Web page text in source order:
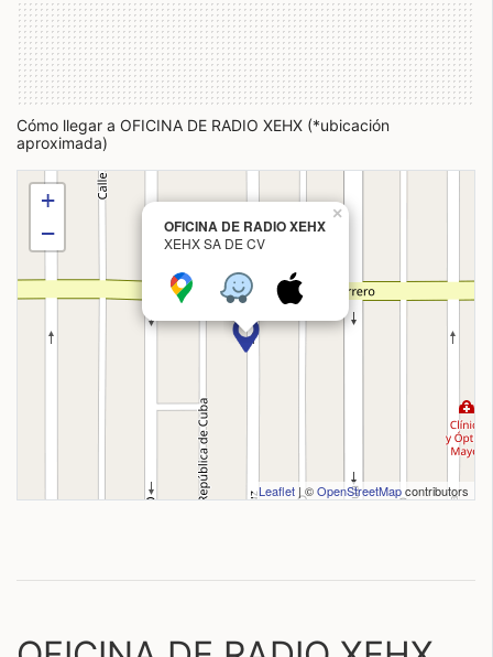
Cómo llegar a OFICINA DE RADIO XEHX (*ubicación
aproximada)
OFICINA DE RADIO XEHX
XEHX SA DE CV
×
+
−
Leaflet | ©OpenStreetMapcontributors